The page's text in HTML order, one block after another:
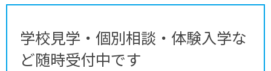
学校見学・個別相談・体験入学な
ど随時受付中です